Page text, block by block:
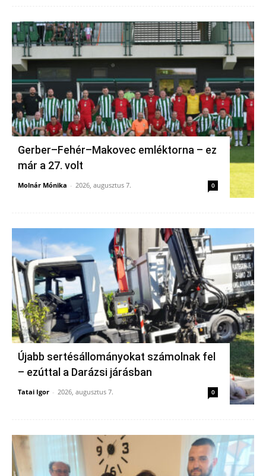
Gerber–Fehér–Makovec emléktorna – ez
már a 27. volt
Molnár Mónika - 2026, augusztus 7. 0
Újabb sertésállományokat számolnak fel
– ezúttal a Darázsi járásban
Tatai Igor - 2026, augusztus 7. 0